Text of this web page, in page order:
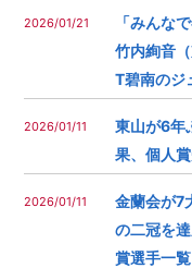
2026/01/21
「みんな
竹内絢音
T碧南のジ
2026/01/11
東山が6年
果、個人
2026/01/11
金蘭会が7
の二冠を
賞選手一